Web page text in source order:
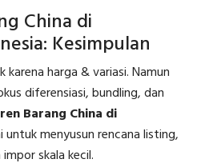
China di
Kesimpulan
harga & variasi. Namun
diferensiasi, bundling, dan
Barang China di
untuk menyusun rencana listing,
skala kecil.